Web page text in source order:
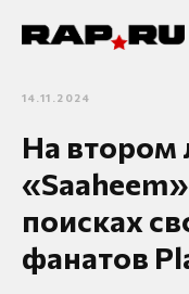
14.11.2024
На втором
поисках
фанатов